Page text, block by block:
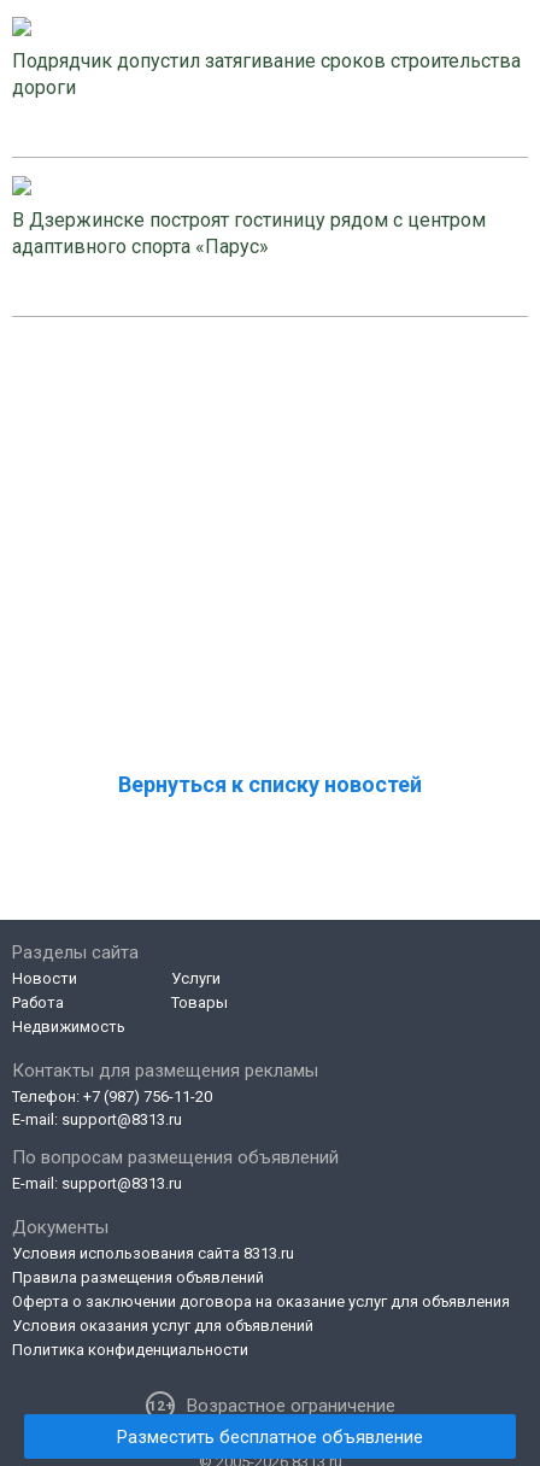
Подрядчик допустил затягивание сроков строительства
дороги
В Дзержинске построят гостиницу рядом с центром
адаптивного спорта «Парус»
Вернуться к списку новостей
Контакты для размещения рекламы
Телефон: +7 (987) 756-11-20
E-mail: support@8313.ru
По вопросам размещения объявлений
E-mail: support@8313.ru
Документы
Условия использования сайта 8313.ru
Правила размещения объявлений
Оферта о заключении договора на оказание услуг для объявления
Условия оказания услуг для объявлений
Политика конфиденциальности
Возрастное ограничение
Разделы сайта
Новости
Работа
Недвижимость
Услуги
Товары
© 2005-2026 8313.ru
Разместить бесплатное объявление